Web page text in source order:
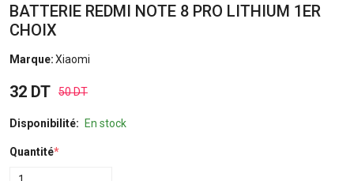
BATTERIE REDMI NOTE 8 PRO LITHIUM 1ER
CHOIX
Marque:Xiaomi
32 DT 50 DT
Disponibilité: En stock
Quantité*